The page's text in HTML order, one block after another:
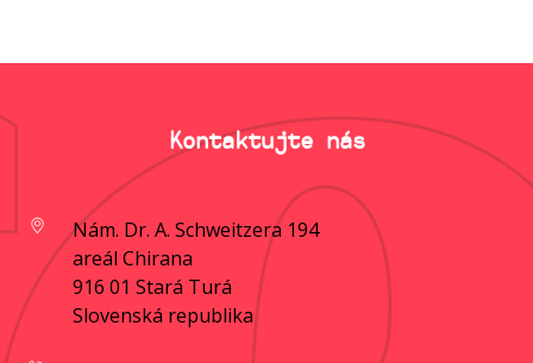
Kontaktujte nás
Nám. Dr. A. Schweitzera 194
areál Chirana
916 01 Stará Turá
Slovenská republika